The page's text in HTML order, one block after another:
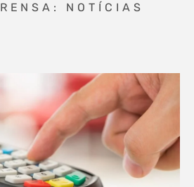
NOTÍCIAS